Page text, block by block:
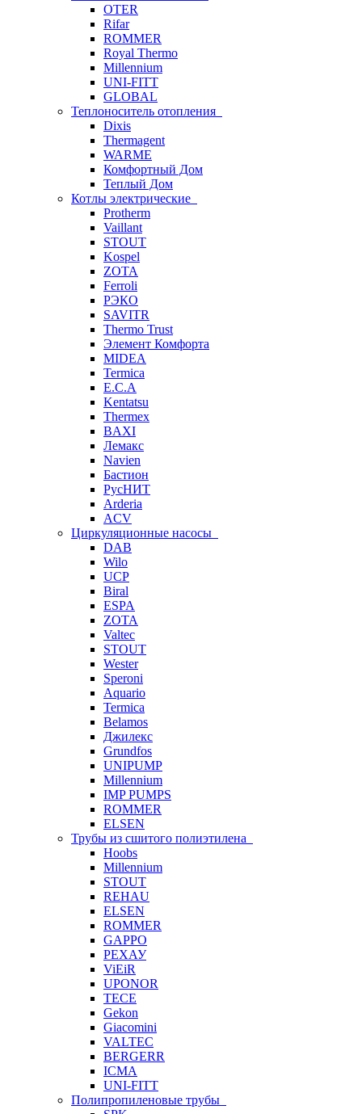
OTER
Rifar
ROMMER
Royal Thermo
Millennium
UNI-FITT
GLOBAL
Теплоноситель отопления
Dixis
Thermagent
WARME
Комфортный Дом
Теплый Дом
Котлы электрические
Protherm
Vaillant
STOUT
Kospel
ZOTA
Ferroli
РЭКО
SAVITR
Thermo Trust
Элемент Комфорта
MIDEA
Termica
E.C.A
Kentatsu
Thermex
BAXI
Лемакс
Navien
Бастион
РусНИТ
Arderia
ACV
Циркуляционные насосы
DAB
Wilo
UCP
Biral
ESPA
ZOTA
Valtec
STOUT
Wester
Speroni
Aquario
Termica
Belamos
Джилекс
Grundfos
UNIPUMP
Millennium
IMP PUMPS
ROMMER
ELSEN
Трубы из сшитого полиэтилена
Hoobs
Millennium
STOUT
REHAU
ELSEN
ROMMER
GAPPO
РЕХАУ
ViEiR
UPONOR
TECE
Gekon
Giacomini
VALTEC
BERGERR
ICMA
UNI-FITT
Полипропиленовые трубы